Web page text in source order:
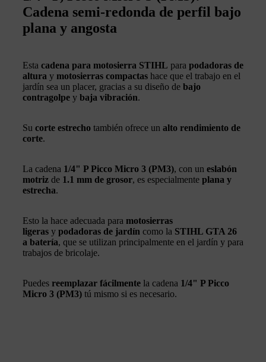
Cadena semi-redonda de perfil bajo
plana y angosta
Esta cadena para motosierra STIHL para podadoras de
altura y motosierras compactas hace que el trabajo en el
jardín sea un placer, gracias a su diseño de bajo
contragolpe y baja vibración.
Su corte estrecho también ofrece un alto rendimiento de
corte.
La cadena 1/4" P Picco Micro 3 (PM3), con un eslabón
motriz de 1.1 mm de grosor, es especialmente plana y
estrecha.
Esto la hace adecuada para motosierras
ligeras y podadoras de jardín como la STIHL GTA 26
a batería, que se utilizan principalmente en el jardín y para
trabajos de bricolaje.
Puedes reemplazar fácilmente la cadena 1/4" P Picco
Micro 3 (PM3) tú mismo si es necesario.